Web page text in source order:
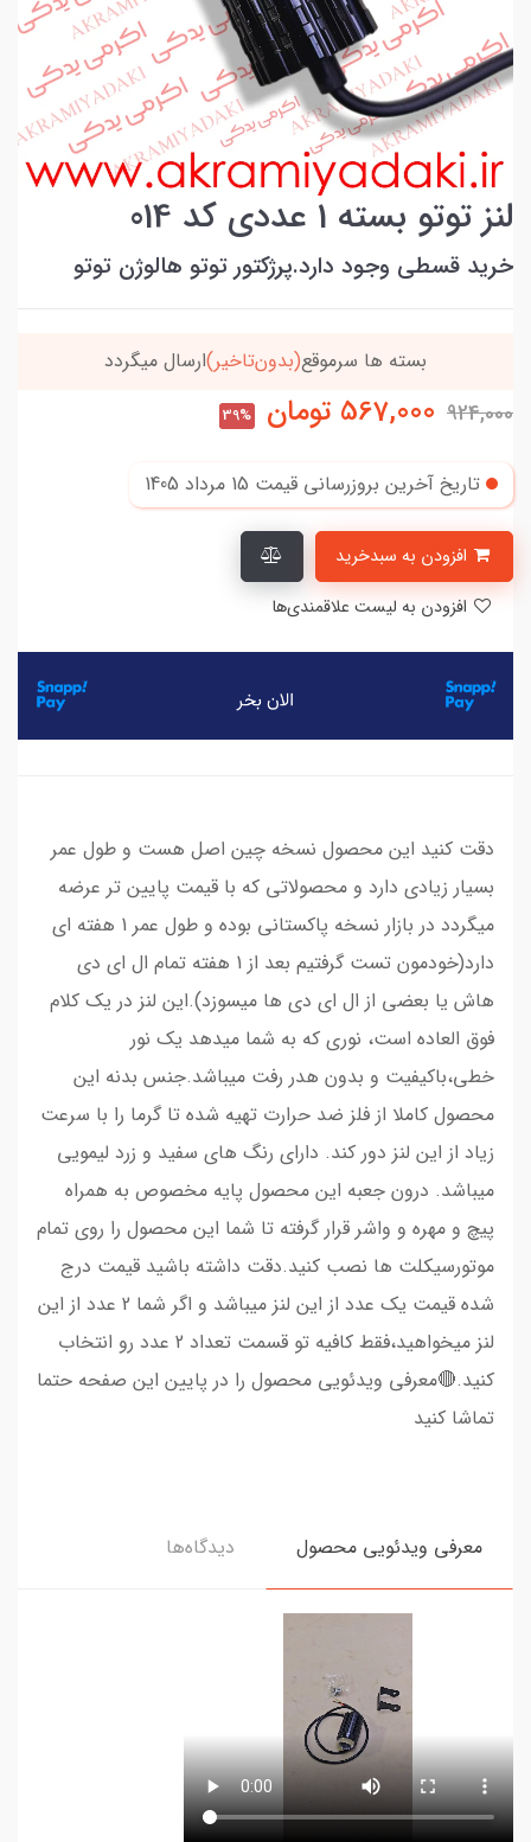
لنز توتو بسته 1 عددی کد 014
خرید قسطی وجود دارد.پرژکتور توتو هالوژن توتو
بسته ها سرموقع(بدون‌تاخیر)ارسال میگردد
924,000
567,000 تومان 39%
تاریخ آخرین بروزرسانی قیمت 15 مرداد 1405
دقت کنید این محصول نسخه‌ چین اصل هست و طول عمر
بسیار زیادی دارد و محصولاتی که با قیمت پایین تر عرضه
میگردد در بازار نسخه پاکستانی بوده و طول عمر 1 هفته ای
دارد(خودمون تست گرفتیم بعد از 1 هفته تمام ال ای دی
هاش یا بعضی از ال ای دی ها میسوزد).این لنز در یک کلام
فوق العاده است، نوری که به شما میدهد یک نور
خطی،باکیفیت و بدون هدر رفت میباشد.جنس بدنه این
محصول کاملا از فلز ضد حرارت تهیه شده تا گرما را با سرعت
زیاد از این لنز دور کند. دارای رنگ های سفید و زرد لیمویی
میباشد. درون جعبه این محصول پایه مخصوص به همراه
پیچ و مهره و واشر قرار گرفته تا شما این محصول را روی تمام
موتورسیکلت ها نصب کنید.دقت داشته باشید قیمت درج
شده قیمت یک عدد از این لنز میباشد و اگر شما 2 عدد از این
لنز میخواهید،فقط کافیه تو قسمت تعداد 2 عدد رو انتخاب
کنید.🔴معرفی ویدئویی محصول را در پایین این صفحه حتما
تماشا کنید
معرفی ویدئویی محصول دیدگاه‌ها